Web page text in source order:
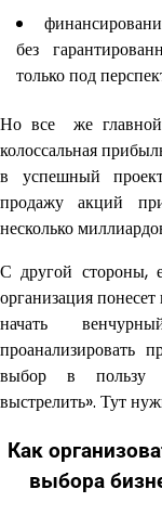
без
только под
Но все же главной
колоссальная
в успешный
продажу акций
несколько
С другой стороны,
организация
начать
проанализировать
выбор в пользу
выстрелить». Тут
Как
выбора